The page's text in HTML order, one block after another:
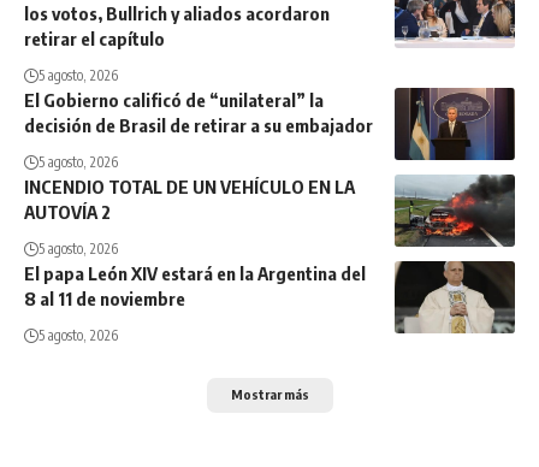
los votos, Bullrich y aliados acordaron
retirar el capítulo
5 agosto, 2026
El Gobierno calificó de “unilateral” la
decisión de Brasil de retirar a su embajador
5 agosto, 2026
INCENDIO TOTAL DE UN VEHÍCULO EN LA
AUTOVÍA 2
5 agosto, 2026
El papa León XIV estará en la Argentina del
8 al 11 de noviembre
5 agosto, 2026
Mostrar más